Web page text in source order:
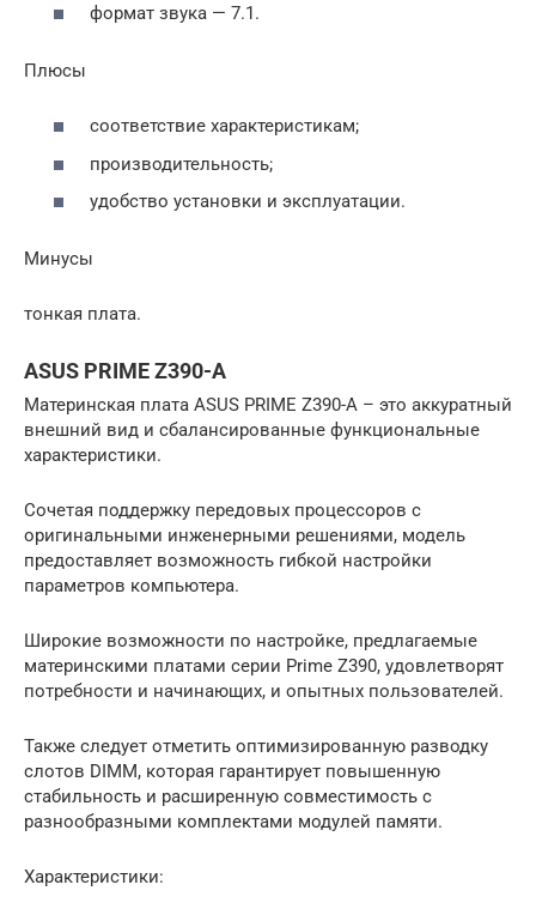
формат звука — 7.1.
Плюсы
соответствие характеристикам;
производительность;
удобство установки и эксплуатации.
Минусы
тонкая плата.
ASUS PRIME Z390-A
Материнская плата ASUS PRIME Z390-A – это аккуратный
внешний вид и сбалансированные функциональные
характеристики.
Сочетая поддержку передовых процессоров с
оригинальными инженерными решениями, модель
предоставляет возможность гибкой настройки
параметров компьютера.
Широкие возможности по настройке, предлагаемые
материнскими платами серии Prime Z390, удовлетворят
потребности и начинающих, и опытных пользователей.
Также следует отметить оптимизированную разводку
слотов DIMM, которая гарантирует повышенную
стабильность и расширенную совместимость с
разнообразными комплектами модулей памяти.
Характеристики: